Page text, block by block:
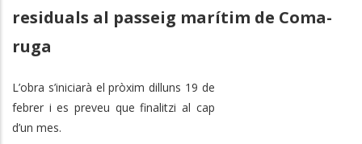
residuals al passeig marítim de Coma-
ruga
L’obra s’iniciarà el pròxim dilluns 19 de
febrer i es preveu que finalitzi al cap
d’un mes.